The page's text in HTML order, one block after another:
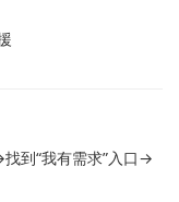
到“我有需求”入口→